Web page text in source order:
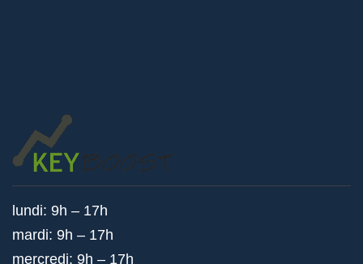
lundi: 9h – 17h
mardi: 9h – 17h
mercredi: 9h – 17h